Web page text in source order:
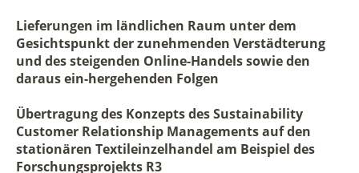
Lieferungen im ländlichen Raum unter dem
Gesichtspunkt der zunehmenden Verstädterung
und des steigenden Online-Handels sowie den
daraus ein-hergehenden Folgen
Übertragung des Konzepts des Sustainability
Customer Relationship Managements auf den
stationären Textileinzelhandel am Beispiel des
Forschungsprojekts R3